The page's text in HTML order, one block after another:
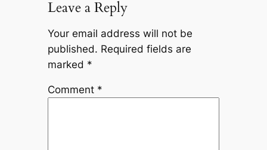
Leave a Reply
Your email address will not be
published. Required fields are
marked *
Comment *